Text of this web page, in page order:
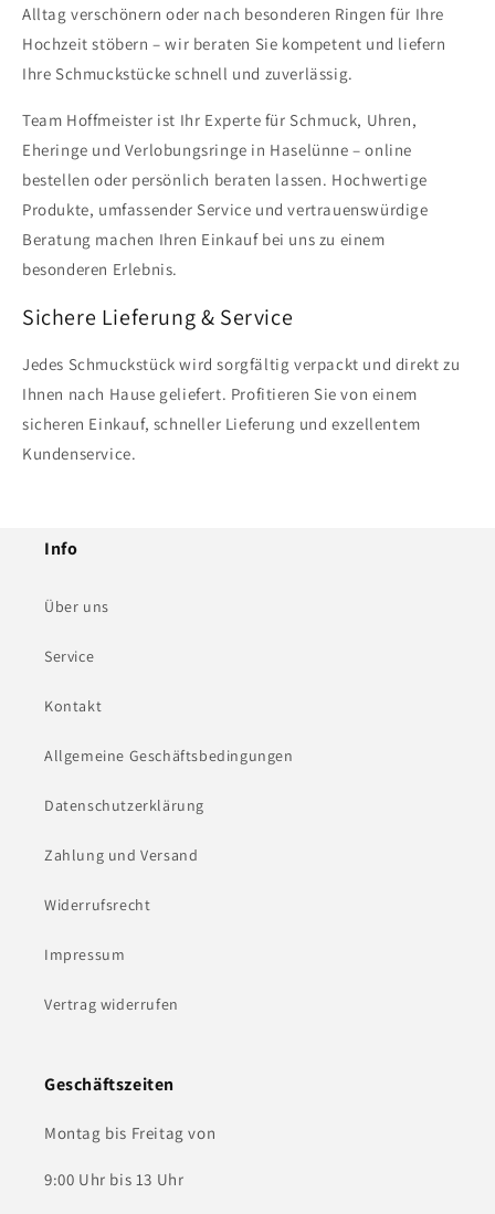
Alltag verschönern oder nach besonderen Ringen für Ihre
Hochzeit stöbern – wir beraten Sie kompetent und liefern
Ihre Schmuckstücke schnell und zuverlässig.
Team Hoffmeister ist Ihr Experte für Schmuck, Uhren,
Eheringe und Verlobungsringe in Haselünne – online
bestellen oder persönlich beraten lassen. Hochwertige
Produkte, umfassender Service und vertrauenswürdige
Beratung machen Ihren Einkauf bei uns zu einem
besonderen Erlebnis.
Sichere Lieferung & Service
Jedes Schmuckstück wird sorgfältig verpackt und direkt zu
Ihnen nach Hause geliefert. Profitieren Sie von einem
sicheren Einkauf, schneller Lieferung und exzellentem
Kundenservice.
Info
Über uns
Service
Kontakt
Allgemeine Geschäftsbedingungen
Datenschutzerklärung
Zahlung und Versand
Widerrufsrecht
Impressum
Vertrag widerrufen
Geschäftszeiten
Montag bis Freitag von
9:00 Uhr bis 13 Uhr